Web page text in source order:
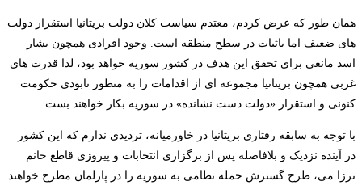
همان طور که عرض کردم، معتدم سیاست کلان دولت بریتانیا استقرار دولت
های ضعیف اما باثبات در سطح منطقه است. وجود افرادی همچون بشار
اسد مانعی برای تحقق این هدف در کشور سوریه خواهد بود، لذا قدرت های
غربی همچون بریتانیا مجموعه ای از اقدامات را به منظور نابودی حکومت
کنونی و استقرار «دولت دست نشانده» در سوریه بکار خواهند بست.
با توجه به سابقه رفتاری بریتانیا در خاورمیانه، تردیدی ندارم که این کشور
در آینده نزدیک و بلافاصله پس از برگزاری انتخابات و پیروزی قاطع خانم
ترزا می، طرح گسترش حمله نظامی به سوریه را در پارلمان مطرح خواهند